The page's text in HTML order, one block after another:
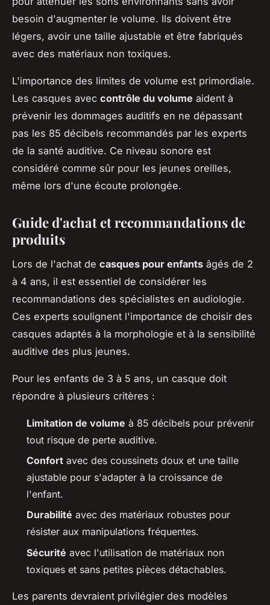
besoin d'augmenter le volume. Ils doivent être
légers, avoir une taille ajustable et être fabriqués
avec des matériaux non toxiques.
L'importance des limites de volume est primordiale.
Les casques avec contrôle du volume aident à
prévenir les dommages auditifs en ne dépassant
pas les 85 décibels recommandés par les experts
de la santé auditive. Ce niveau sonore est
considéré comme sûr pour les jeunes oreilles,
même lors d'une écoute prolongée.
Guide d'achat et recommandations de
produits
Lors de l'achat de casques pour enfants âgés de 2
à 4 ans, il est essentiel de considérer les
recommandations des spécialistes en audiologie.
Ces experts soulignent l'importance de choisir des
casques adaptés à la morphologie et à la sensibilité
auditive des plus jeunes.
Pour les enfants de 3 à 5 ans, un casque doit
répondre à plusieurs critères :
Limitation de volume à 85 décibels pour prévenir
tout risque de perte auditive.
Confort avec des coussinets doux et une taille
ajustable pour s'adapter à la croissance de
l'enfant.
Durabilité avec des matériaux robustes pour
résister aux manipulations fréquentes.
Sécurité avec l'utilisation de matériaux non
toxiques et sans petites pièces détachables.
Les parents devraient privilégier des modèles